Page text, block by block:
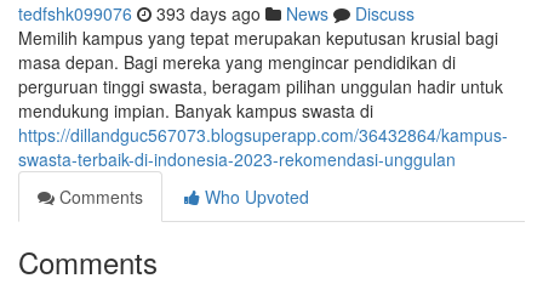
tedfshk099076 393 days ago News
Discuss
Memilih kampus yang tepat merupakan keputusan krusial bagi
masa depan. Bagi mereka yang mengincar pendidikan di
perguruan tinggi swasta, beragam pilihan unggulan hadir untuk
mendukung impian. Banyak kampus swasta di
https://dillandguc567073.blogsuperapp.com/36432864/kampus-
swasta-terbaik-di-indonesia-2023-rekomendasi-unggulan
Comments
Who Upvoted
Comments